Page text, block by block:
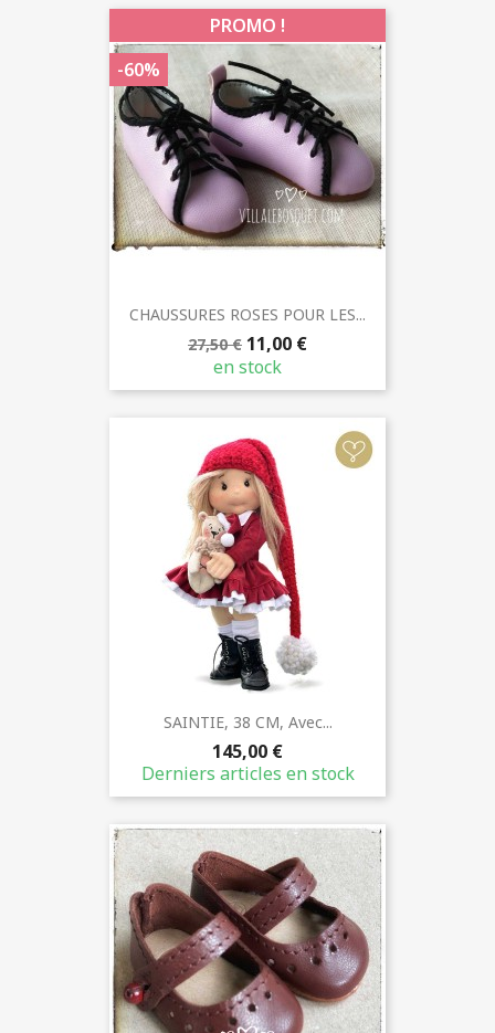
CHAUSSURES ROSES POUR LES...
27,50 € 11,00 €
en stock
PROMO !
-60%
SAINTIE, 38 CM, Avec...
145,00 €
Derniers articles en stock